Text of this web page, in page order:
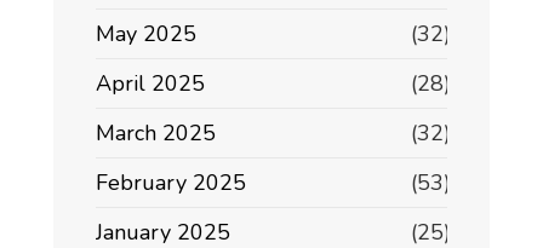
May 2025
(32)
April 2025
(28)
March 2025
(32)
February 2025
(53)
January 2025
(25)